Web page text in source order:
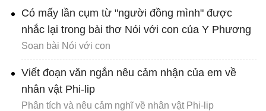
Có mấy lần cụm từ "người đồng mình" được
nhắc lại trong bài thơ Nói với con của Y Phương
Soạn bài Nói với con
Viết đoạn văn ngắn nêu cảm nhận của em về
nhân vật Phi-lip
Phân tích và nêu cảm nghĩ về nhân vật Phi-lip